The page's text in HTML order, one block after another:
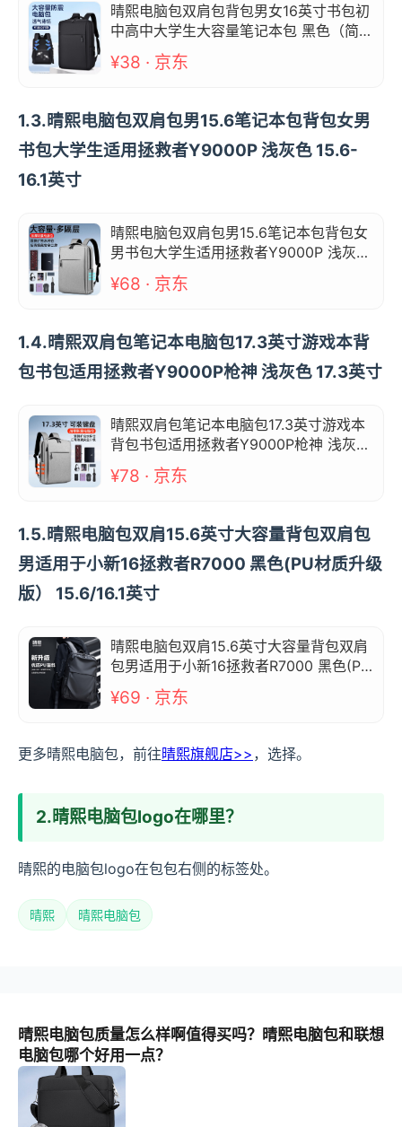
晴熙电脑包双肩包背包男女16英寸书包初
中高中大学生大容量笔记本包 黑色（简约
版） 15.6英寸
¥38 · 京东
1.3.晴熙电脑包双肩包男15.6笔记本包背包女男
书包大学生适用拯救者Y9000P 浅灰色 15.6-
16.1英寸
晴熙电脑包双肩包男15.6笔记本包背包女
男书包大学生适用拯救者Y9000P 浅灰色
15.6-16.1英寸
¥68 · 京东
1.4.晴熙双肩包笔记本电脑包17.3英寸游戏本背
包书包适用拯救者Y9000P枪神 浅灰色 17.3英寸
晴熙双肩包笔记本电脑包17.3英寸游戏本
背包书包适用拯救者Y9000P枪神 浅灰色
17.3英寸
¥78 · 京东
1.5.晴熙电脑包双肩15.6英寸大容量背包双肩包
男适用于小新16拯救者R7000 黑色(PU材质升级
版） 15.6/16.1英寸
晴熙电脑包双肩15.6英寸大容量背包双肩
包男适用于小新16拯救者R7000 黑色(PU
材质升级版） 15.6/16.1英寸
¥69 · 京东
更多晴熙电脑包，前往晴熙旗舰店>> ，选择。
2.晴熙电脑包logo在哪里？
晴熙的电脑包logo在包包右侧的标签处。
晴熙 晴熙电脑包
晴熙电脑包质量怎么样啊值得买吗？晴熙电脑包和联想
电脑包哪个好用一点？